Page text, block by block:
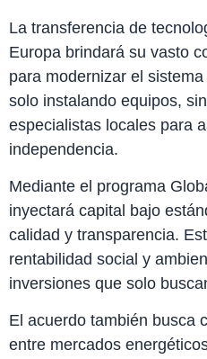
La transferencia de
Europa brindará su vasto
para modernizar el
solo instalando equipos,
especialistas locales para
independencia.
Mediante el programa
inyectará capital bajo
calidad y transparencia.
rentabilidad social y
inversiones que solo
El acuerdo también busca
entre mercados